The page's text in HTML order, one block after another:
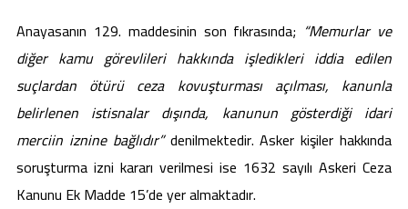
Anayasanın 129. maddesinin son fıkrasında; “Memurlar ve
diğer kamu görevlileri hakkında işledikleri iddia edilen
suçlardan ötürü ceza kovuşturması açılması, kanunla
belirlenen istisnalar dışında, kanunun gösterdiği idari
merciin iznine bağlıdır”denilmektedir. Asker kişiler hakkında
soruşturma izni kararı verilmesi ise 1632 sayılı Askeri Ceza
Kanunu Ek Madde 15’de yer almaktadır.